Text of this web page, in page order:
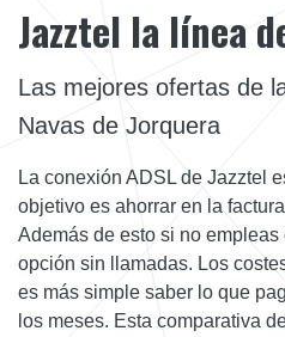
Jazztel la línea
Las mejores ofertas de
Navas de Jorquera
La conexión ADSL de Jazztel
objetivo es ahorrar en la
Además de esto si no
opción sin llamadas. Los
es más simple saber lo que
los meses. Esta comparativa